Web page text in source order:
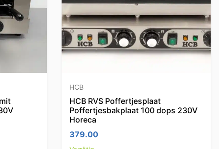
HCB
HCB RVS Poffertjesplaat
Poffertjesbakplaat 100 dops 230V
Horeca
379.00